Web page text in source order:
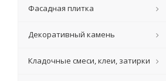
Фасадная плитка
Декоративный камень
Кладочные смеси, клеи, затирки